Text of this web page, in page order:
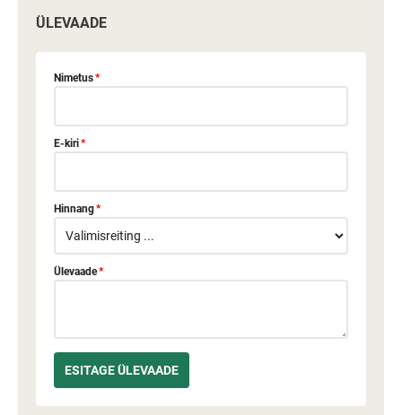
ÜLEVAADE
Nimetus*
E-kiri*
Hinnang*
Ülevaade*